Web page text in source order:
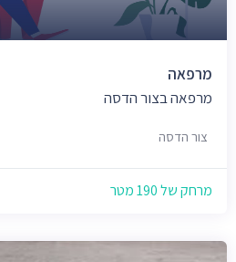
מרפאה
מרפאה בצור הדסה
צור הדסה
מרחק של 190 מטר